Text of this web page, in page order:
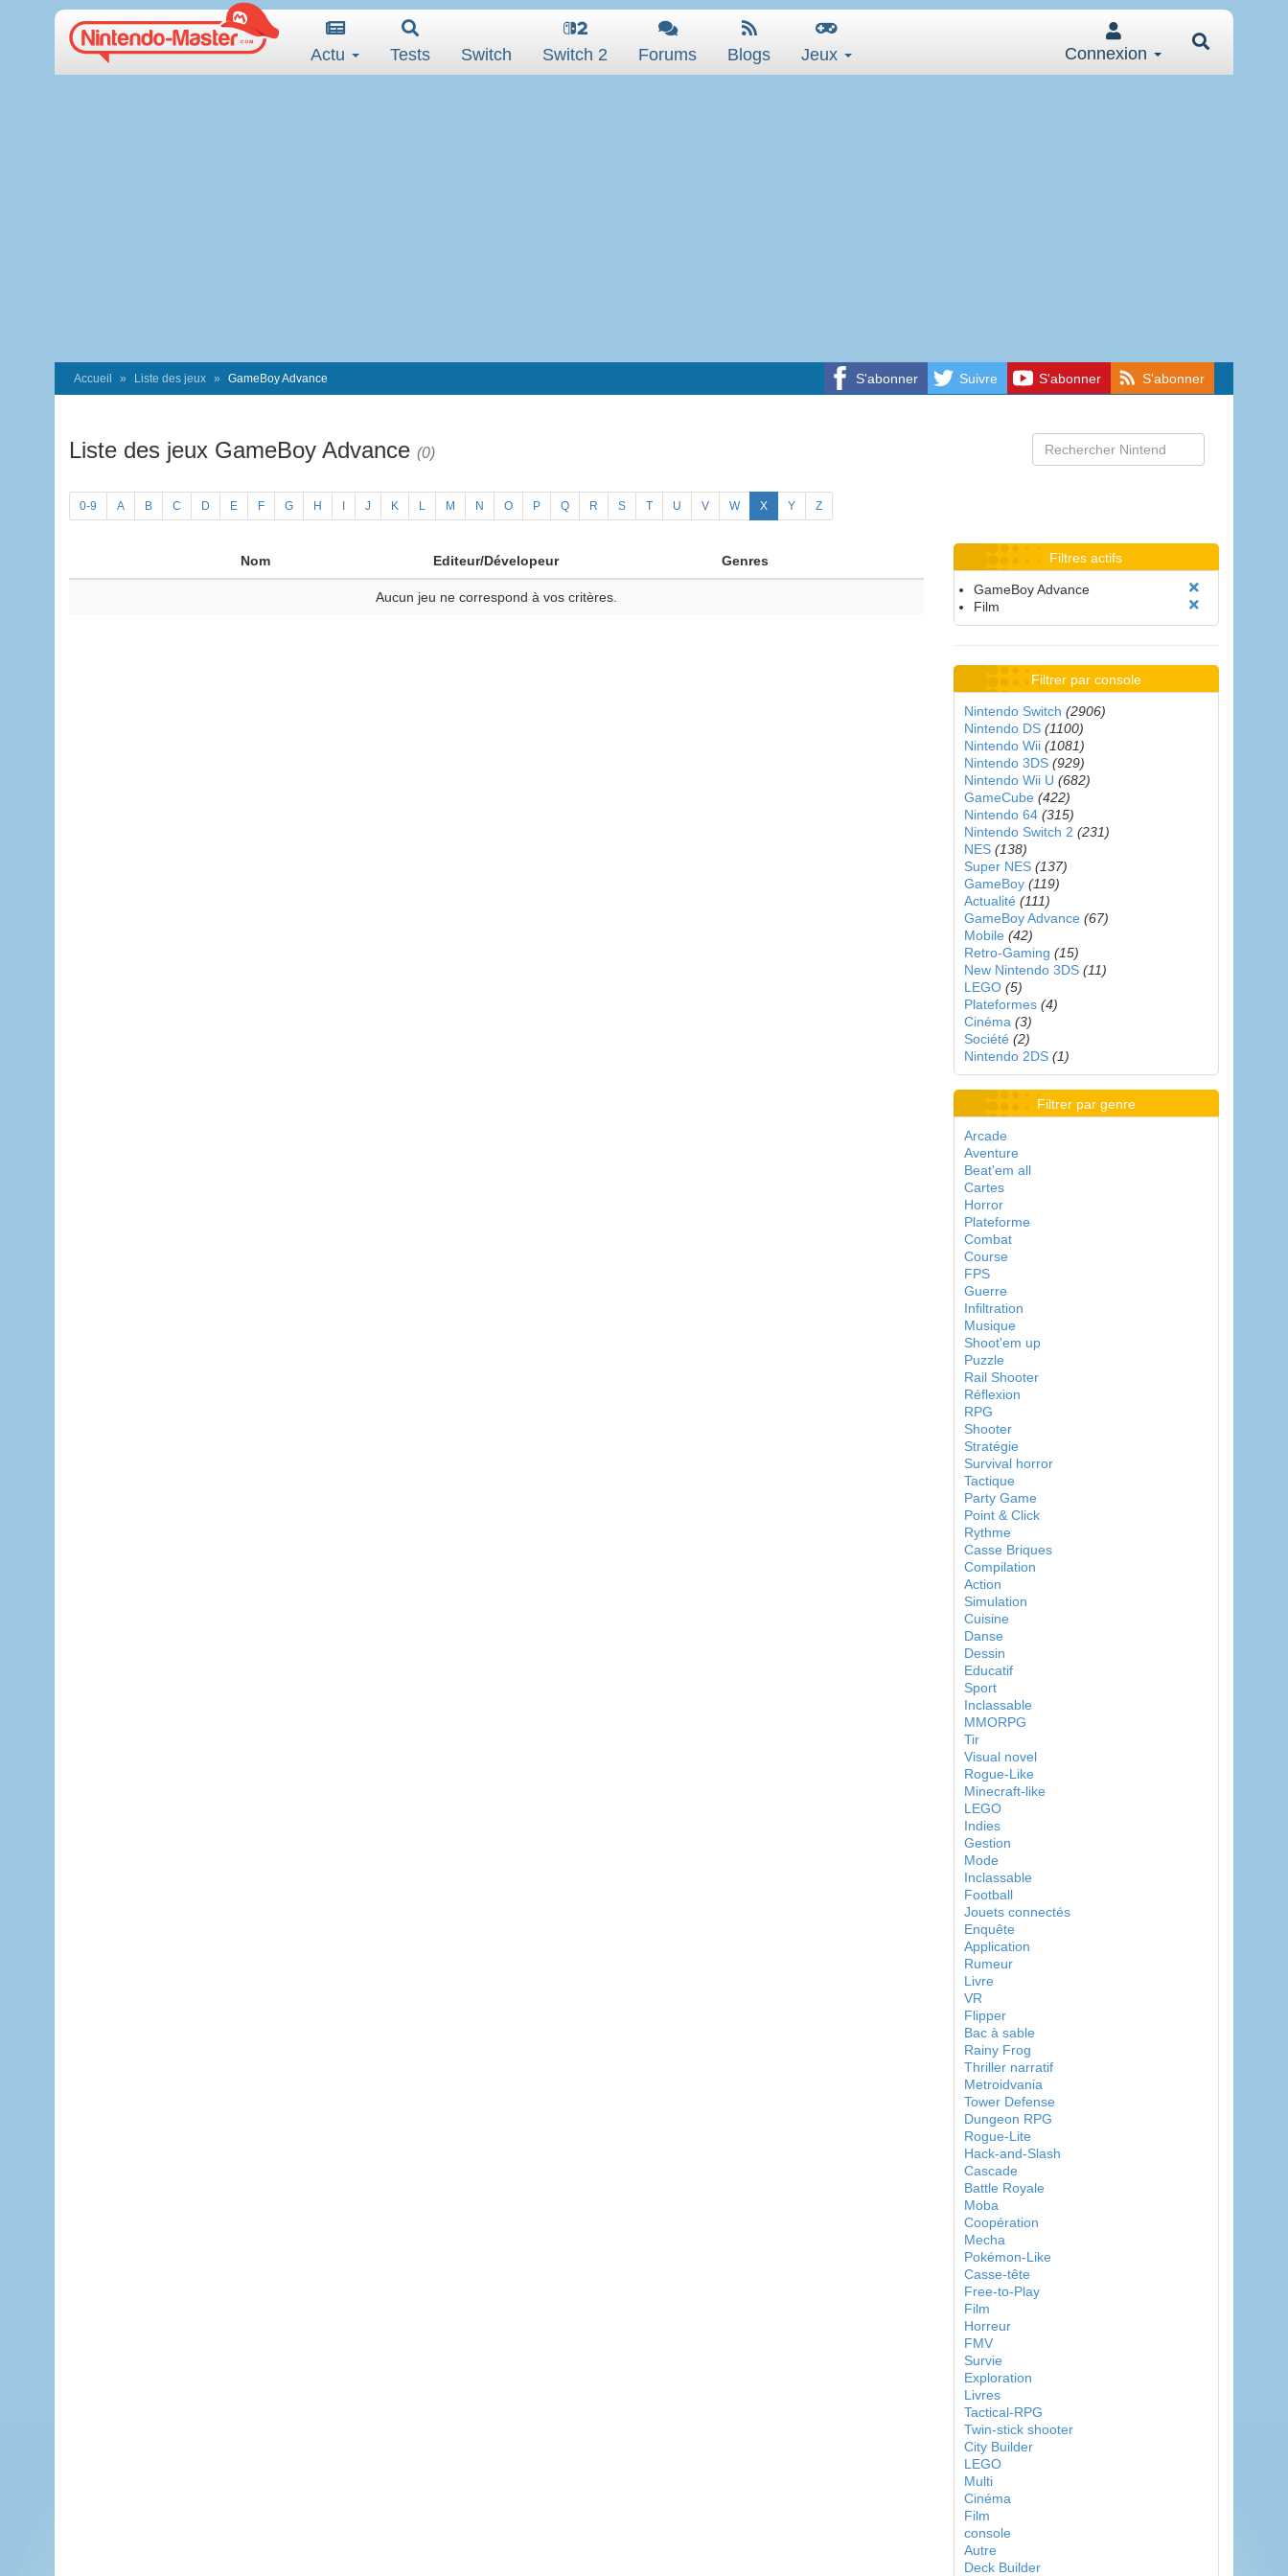
Actu Tests Switch Switch 2 Forums Blogs Jeux Connexion
S'abonner Suivre S'abonner S'abonner
Accueil Liste des jeux GameBoy Advance
Liste des jeux GameBoy Advance (0)
0-9 A B C D E F G H J K L M N O P Q R S T U V W X Y Z
Nom Editeur/Dévelopeur Genres
Aucun jeu ne correspond à vos critères.
Filtres actifs
GameBoy Advance
Film
Filtrer par console
Nintendo Switch (2906)
Nintendo DS (1100)
Nintendo Wii (1081)
Nintendo 3DS (929)
Nintendo Wii U (682)
GameCube (422)
Nintendo 64 (315)
Nintendo Switch 2 (231)
NES (138)
Super NES (137)
GameBoy (119)
Actualité (111)
GameBoy Advance (67)
Mobile (42)
Retro-Gaming (15)
New Nintendo 3DS (11)
LEGO (5)
Plateformes (4)
Cinéma (3)
Société (2)
Nintendo 2DS (1)
Filtrer par genre
Arcade
Aventure
Beat'em all
Cartes
Horror
Plateforme
Combat
Course
FPS
Guerre
Infiltration
Musique
Shoot'em up
Puzzle
Rail Shooter
Réflexion
RPG
Shooter
Stratégie
Survival horror
Tactique
Party Game
Point & Click
Rythme
Casse Briques
Compilation
Action
Simulation
Cuisine
Danse
Dessin
Educatif
Sport
Inclassable
MMORPG
Tir
Visual novel
Rogue-Like
Minecraft-like
LEGO
Indies
Gestion
Mode
Inclassable
Football
Jouets connectés
Enquête
Application
Rumeur
Livre
VR
Flipper
Bac à sable
Rainy Frog
Thriller narratif
Metroidvania
Tower Defense
Dungeon RPG
Rogue-Lite
Hack-and-Slash
Cascade
Battle Royale
Moba
Coopération
Mecha
Pokémon-Like
Casse-tête
Free-to-Play
Film
Horreur
FMV
Survie
Exploration
Livres
Tactical-RPG
Twin-stick shooter
City Builder
LEGO
Multi
Cinéma
Film
console
Autre
Deck Builder